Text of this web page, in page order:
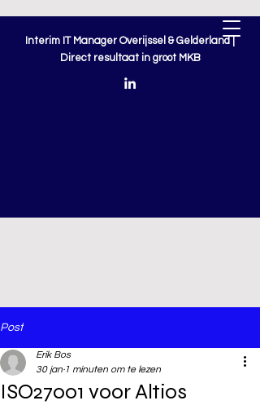
Interim IT Manager Overijssel & Gelderland |
Direct resultaat in groot MKB
Post
ISO27001 voor Altios
Erik Bos
30 jan1 minuten om te lezen